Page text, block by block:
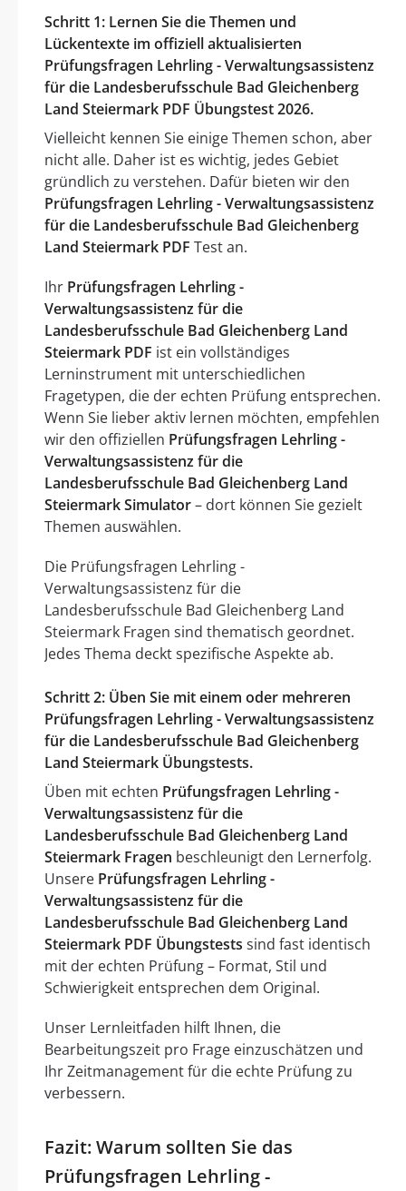
Schritt 1: Lernen Sie die Themen und
Lückentexte im offiziell aktualisierten
Prüfungsfragen Lehrling - Verwaltungsassistenz
für die Landesberufsschule Bad Gleichenberg
Land Steiermark PDF Übungstest 2026.
Vielleicht kennen Sie einige Themen schon, aber
nicht alle. Daher ist es wichtig, jedes Gebiet
gründlich zu verstehen. Dafür bieten wir den
Prüfungsfragen Lehrling - Verwaltungsassistenz
für die Landesberufsschule Bad Gleichenberg
Land Steiermark PDF Test an.
Ihr Prüfungsfragen Lehrling -
Verwaltungsassistenz für die
Landesberufsschule Bad Gleichenberg Land
Steiermark PDF ist ein vollständiges
Lerninstrument mit unterschiedlichen
Fragetypen, die der echten Prüfung entsprechen.
Wenn Sie lieber aktiv lernen möchten, empfehlen
wir den offiziellen Prüfungsfragen Lehrling -
Verwaltungsassistenz für die
Landesberufsschule Bad Gleichenberg Land
Steiermark Simulator– dort können Sie gezielt
Themen auswählen.
Die Prüfungsfragen Lehrling -
Verwaltungsassistenz für die
Landesberufsschule Bad Gleichenberg Land
Steiermark Fragen sind thematisch geordnet.
Jedes Thema deckt spezifische Aspekte ab.
Schritt 2: Üben Sie mit einem oder mehreren
Prüfungsfragen Lehrling - Verwaltungsassistenz
für die Landesberufsschule Bad Gleichenberg
Land Steiermark Übungstests.
Üben mit echten Prüfungsfragen Lehrling -
Verwaltungsassistenz für die
Landesberufsschule Bad Gleichenberg Land
Steiermark Fragen beschleunigt den Lernerfolg.
Unsere Prüfungsfragen Lehrling -
Verwaltungsassistenz für die
Landesberufsschule Bad Gleichenberg Land
Steiermark PDF Übungstests sind fast identisch
mit der echten Prüfung – Format, Stil und
Schwierigkeit entsprechen dem Original.
Unser Lernleitfaden hilft Ihnen, die
Bearbeitungszeit pro Frage einzuschätzen und
Ihr Zeitmanagement für die echte Prüfung zu
verbessern.
Fazit: Warum sollten Sie das
Prüfungsfragen Lehrling -